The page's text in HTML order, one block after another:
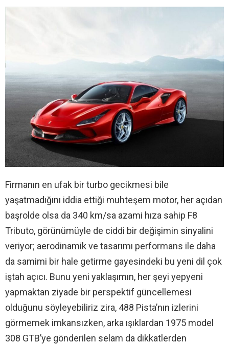
Firmanın en ufak bir turbo gecikmesi bile
yaşatmadığını iddia ettiği muhteşem motor, her açıdan
başrolde olsa da 340 km/sa azami hıza sahip F8
Tributo, görünümüyle de ciddi bir değişimin sinyalini
veriyor; aerodinamik ve tasarımı performans ile daha
da samimi bir hale getirme gayesindeki bu yeni dil çok
iştah açıcı. Bunu yeni yaklaşımın, her şeyi yepyeni
yapmaktan ziyade bir perspektif güncellemesi
olduğunu söyleyebiliriz zira, 488 Pista’nın izlerini
görmemek imkansızken, arka ışıklardan 1975 model
308 GTB’ye gönderilen selam da dikkatlerden